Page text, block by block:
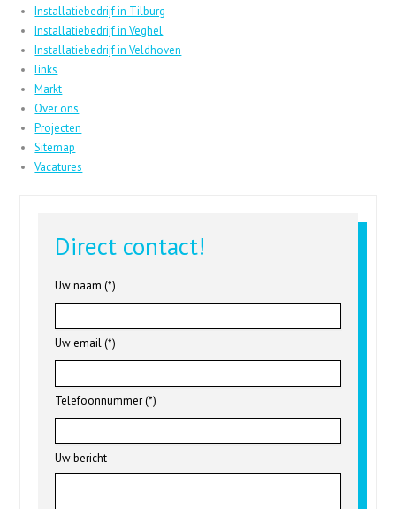
Installatiebedrijf in Tilburg
Installatiebedrijf in Veghel
Installatiebedrijf in Veldhoven
links
Markt
Over ons
Projecten
Sitemap
Vacatures
Direct contact!
Uw naam (*)
Uw email (*)
Telefoonnummer (*)
Uw bericht